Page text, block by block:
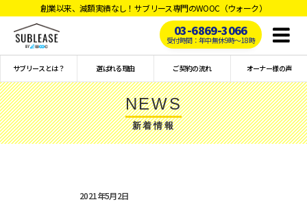
創業以来、減額実績なし！サブリース専門のWOOC（ウォーク）
03-6869-3066
受付時間：年中無休9時〜18時
サブリースとは？ 選ばれる理由 ご契約の流れ オーナー様の声
NEWS
新着情報
2021年5月2日